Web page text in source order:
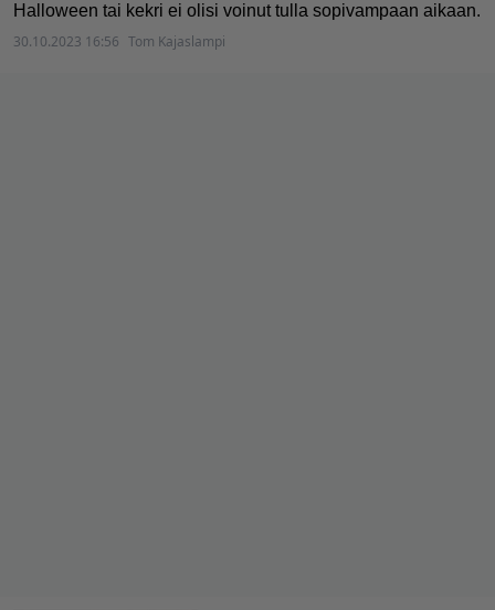
Halloween tai kekri ei olisi voinut tulla sopivampaan aikaan.
30.10.2023 16:56 Tom Kajaslampi